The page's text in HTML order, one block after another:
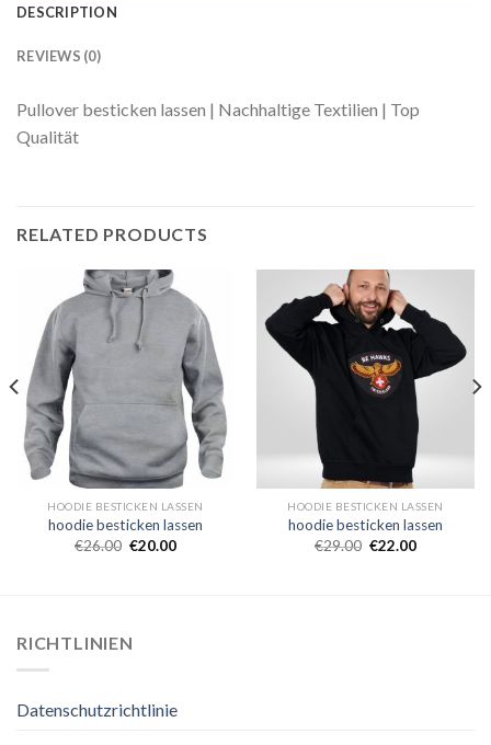
DESCRIPTION
REVIEWS (0)
Pullover besticken lassen | Nachhaltige Textilien | Top
Qualität
RELATED PRODUCTS
HOODIE BESTICKEN LASSEN
hoodie besticken lassen
€26.00 €20.00
HOODIE BESTICKEN LASSEN
hoodie besticken lassen
€29.00 €22.00
RICHTLINIEN
Datenschutzrichtlinie